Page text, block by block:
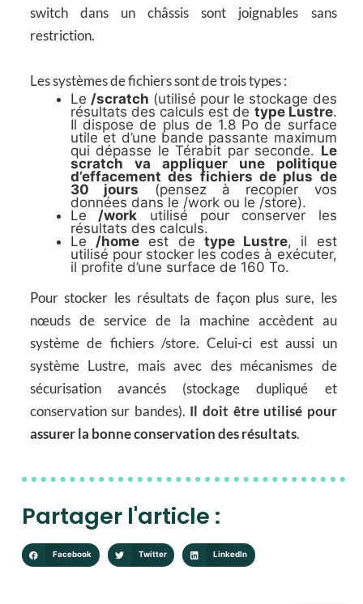
switch dans un châssis sont joignables sans
restriction.
Les systèmes de fichiers sont de trois types :
Le /scratch (utilisé pour le stockage des
résultats des calculs est de type Lustre.
Il dispose de plus de 1.8 Po de surface
utile et d’une bande passante maximum
qui dépasse le Térabit par seconde. Le
scratch va appliquer une politique
d’effacement des fichiers de plus de
30 jours (pensez à recopier vos
données dans le /work ou le /store).
Le /work utilisé pour conserver les
résultats des calculs.
Le /home est de type Lustre, il est
utilisé pour stocker les codes à exécuter,
il profite d’une surface de 160 To.
Pour stocker les résultats de façon plus sure, les
nœuds de service de la machine accèdent au
système de fichiers /store. Celui-ci est aussi un
système Lustre, mais avec des mécanismes de
sécurisation avancés (stockage dupliqué et
conservation sur bandes). Il doit être utilisé pour
assurer la bonne conservation des résultats.
Partager l'article :
Facebook Twitter LinkedIn